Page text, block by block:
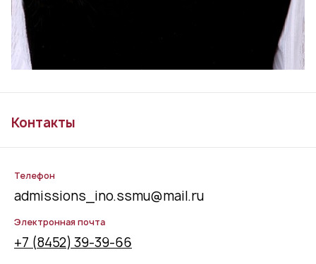
Контакты
Телефон
admissions_ino.ssmu@mail.ru
Электронная почта
+7 (8452) 39-39-66